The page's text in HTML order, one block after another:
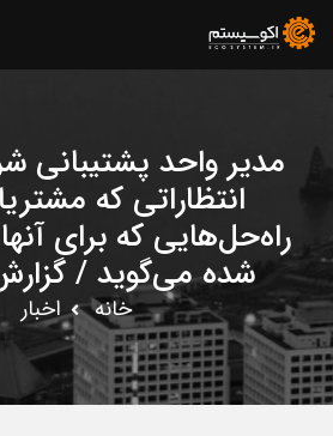
مدیر واحد پشتیبانی
انتظاراتی که
راه‌حل‌هایی که برای
شده می‌گوید /
خانه اخبار